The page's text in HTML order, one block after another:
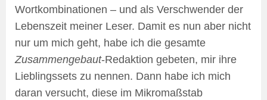
Wortkombinationen – und als Verschwender der
Lebenszeit meiner Leser. Damit es nun aber nicht
nur um mich geht, habe ich die gesamte
Zusammengebaut-Redaktion gebeten, mir ihre
Lieblingssets zu nennen. Dann habe ich mich
daran versucht, diese im Mikromaßstab